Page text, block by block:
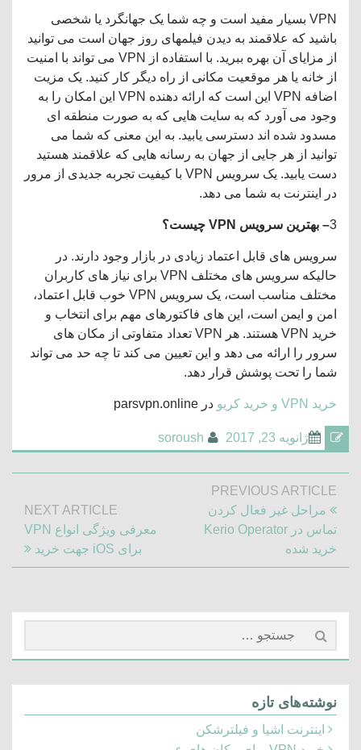
VPN بسیار مفید است و چه شما یک جهانگرد یا شخصی
باشید که علاقمند به دیدن فیلمهای روز جهان است می توانید
از مزایای آن بهره ببرید. با استفاده از VPN می تواند با امنیت
از خانه یا هر موقعیت مکانی از راه دیگر کار کنید. یک مزیت
اضافه VPN این است که ارائه دهنده VPN این امکان را به
وجود می آورد که به سایت هایی که به صورت منطقه ای
مسدود شده اند دسترسی یابید. به این معنی که شما می
توانید از هر جایی از جهان به رسانه هایی که علاقمند هستید
دست یابید. یک سرویس VPN با کیفیت تجربه جدیدی از مرور
در اینترنت به شما می دهد.
3– بهترین سرویس VPN چیست؟
سرویس های قابل اعتماد زیادی در بازار وجود دارند. در
حالیکه سرویس های مختلف VPN برای نیاز های کاربران
مختلف مناسب است، یک سرویس VPN خوب قابل اعتماد،
امن و ایمن است، این های فاکتورهای مهم برای انتخاب و
خرید VPN هستند. هر VPN تعداد متفاوتی از مکان های
سرور را ارائه می دهد و این تعیین می کند تا چه حد می تواند
شما را تحت پوشش قرار دهد.
خرید VPN و خرید کریو در parsvpn.online
ژانویه 23, 2017 soroush
راهبری
نوشته
PREVIOUS ARTICLE
Previous
Post:
مراحل غیر فعال کردن
تماس در Kerio Operator
خرید شده
NEXT ARTICLE
Next
Article:
معرفی ویژگی انواع VPN
برای iOS جهت خرید
جستجو
برای:
نوشته‌های تازه
اینترنت اشیا و فیلترشکن